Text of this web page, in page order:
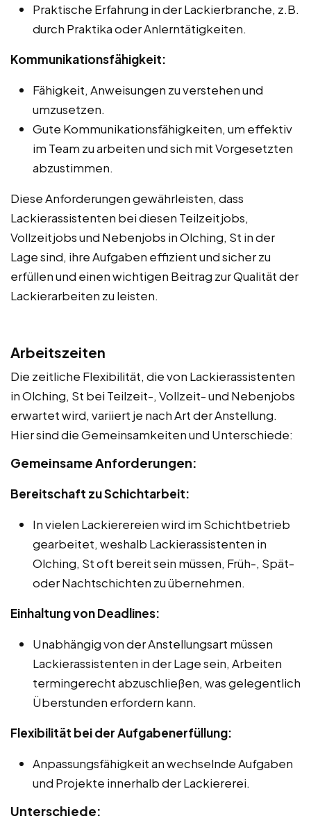
Praktische Erfahrung in der Lackierbranche, z.B.
durch Praktika oder Anlerntätigkeiten.
Kommunikationsfähigkeit:
Fähigkeit, Anweisungen zu verstehen und
umzusetzen.
Gute Kommunikationsfähigkeiten, um effektiv
im Team zu arbeiten und sich mit Vorgesetzten
abzustimmen.
Diese Anforderungen gewährleisten, dass
Lackierassistenten bei diesen Teilzeitjobs,
Vollzeitjobs und Nebenjobs in Olching, St in der
Lage sind, ihre Aufgaben effizient und sicher zu
erfüllen und einen wichtigen Beitrag zur Qualität der
Lackierarbeiten zu leisten.
Arbeitszeiten
Die zeitliche Flexibilität, die von Lackierassistenten
in Olching, St bei Teilzeit-, Vollzeit- und Nebenjobs
erwartet wird, variiert je nach Art der Anstellung.
Hier sind die Gemeinsamkeiten und Unterschiede:
Gemeinsame Anforderungen:
Bereitschaft zu Schichtarbeit:
In vielen Lackierereien wird im Schichtbetrieb
gearbeitet, weshalb Lackierassistenten in
Olching, St oft bereit sein müssen, Früh-, Spät-
oder Nachtschichten zu übernehmen.
Einhaltung von Deadlines:
Unabhängig von der Anstellungsart müssen
Lackierassistenten in der Lage sein, Arbeiten
termingerecht abzuschließen, was gelegentlich
Überstunden erfordern kann.
Flexibilität bei der Aufgabenerfüllung:
Anpassungsfähigkeit an wechselnde Aufgaben
und Projekte innerhalb der Lackiererei.
Unterschiede: